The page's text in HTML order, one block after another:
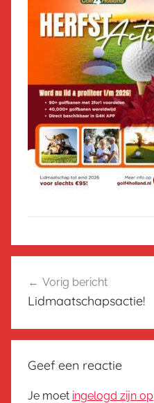
navigatie
Vorig bericht
Lidmaatschapsactie!
Geef een reactie
Je moet ingelogd zijn op